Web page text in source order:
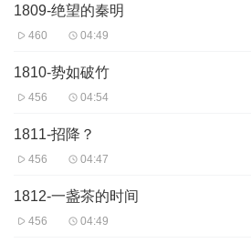
1809-绝望的秦明
460 04:49
1810-势如破竹
456 04:54
1811-招降？
456 04:47
1812-一盏茶的时间
456 04:49